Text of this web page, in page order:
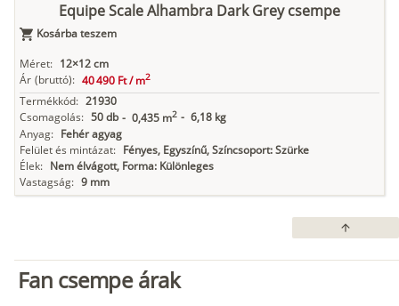
Equipe Scale Alhambra Dark Grey csempe
Kosárba teszem
Méret: 12×12 cm
Ár (bruttó): 40 490 Ft /m2
Termékkód: 21930
Csomagolás: 50 db - 0,435 m2 - 6,18 kg
Anyag: Fehér agyag
Felület és mintázat: Fényes, Egyszínű, Színcsoport: Szürke
Élek: Nem élvágott, Forma: Különleges
Vastagság: 9 mm
arrow_upward
Fan csempe árak